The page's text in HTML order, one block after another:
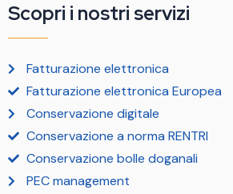
Scopri i nostri servizi
Fatturazione elettronica
Fatturazione elettronica Europea
Conservazione digitale
Conservazione a norma RENTRI
Conservazione bolle doganali
PEC management